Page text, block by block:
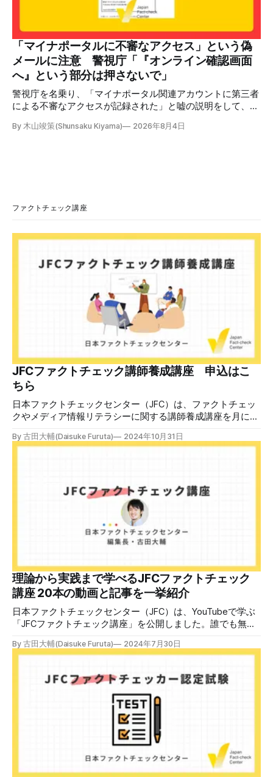
ポストされ、表示は20万件を超える。 投稿には「私の日本
語力が衰えていたら申し訳ないですが、動画に『韓国』と書
いてあるように見えます」などの英語の指摘もあるが、「日
本が犯した残虐行為を謝罪するのは悪いことだと思わない」
「共産主義者に恥じて頭を下げるべき人はいない」など、拡
散した投稿を真に受けた反応も多いため検証する。 検証過
程 動
「マイナポータルに不審なアクセス」という偽
メールに注意 警視庁「『オンライン確認画面
へ』という部分は押さないで」
警視庁を名乗り、「マイナポータル関連アカウントに第三者
による不審なアクセスが記録された」と嘘の説明をして、リ
で、メール内のリンクを押さないようにと注意を呼びかけて
文には「警視庁サイバーセキュリティ対策本部」「通知番
様のメールアドレスと一致しています」と記している。 そ
どうかご確認ください」などと「オンライン確認画面へ」と
いうリンクをクリックするよう誘導している。 本文には、
警視庁の住所（東京都千代田区霞が関2-1-1）も書かれてい
By 木山竣策(Shunsaku Kiyama) 2026年8月4日
ファクトチェック講座
JFCファクトチェック講師養成講座 申込はこ
ちら
日本ファクトチェックセンター（JFC）は、ファクトチェッ
クやメディア情報リテラシーに関する講師養成講座を月に1
認定バッジと教室や職場などで利用可能な教材を提供しま
ファクトチェックセンター（JFC）による講師養成講座で
す。 講師養成講座（オンラインで90分）を受講いただいた
後、修了課題を提出された方には、教室や職場などで利用可
能な教材の提... powered by Peatix : More than a
す。 受講生には教材を提供 デマや不確かな情報が蔓延する
中で、自衛策が求められています。「気をつけて」というだ
けでは、対策になりません。最初から騙されたい人はいませ
ん。誰だって気をつけているのに、誤った情
By 古田大輔(Daisuke Furuta) 2024年10月31日
理論から実践まで学べるJFCファクトチェック
講座 20本の動画と記事を一挙紹介
日本ファクトチェックセンター（JFC）は、YouTubeで学ぶ
「JFCファクトチェック講座」を公開しました。誰でも無料
ファクトチェックやメディアリテラシーの知識を学ぶことが
の日本での影響を調べた2万人調査の紹介や、間違った情報
を信じてしまう背景にある人間のバイアス、大規模に拡散す
るSNSアルゴリズムなどを解説しています。 実践編では、画
像や動画や生成AIなど、偽・誤情報をどのように検証したら
良いかをJFCが検証してきた事例から具体的に学びます。
JFCファクトチェッカー認定試験を開始 2024年7月29日か
ら、これらの内容について習熟度を確認するJFCファクトチ
ェッカー認定試験を開始します。誰でもいつでも受験可能で
す（2024年度中は受験料1000円、2025年度から2000円）。
By 古田大輔(Daisuke Furuta) 2024年7月30日